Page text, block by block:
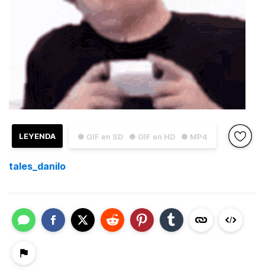
● GIF en SD ● GIF en HD ● MP4
LEYENDA
tales_danilo